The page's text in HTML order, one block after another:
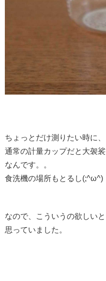
ちょっとだけ測りたい時に、
通常の計量カップだと大袈裟
なんです。。
食洗機の場所もとるし(;^ω^)
なので、こういうの欲しいと
思っていました。